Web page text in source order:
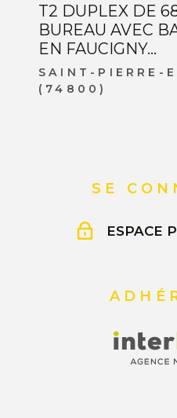
T2 DUPLEX DE
BUREAU AVEC
EN FAUCIGNY...
SAINT-PIERRE-
(74800)
SE
ESPACE